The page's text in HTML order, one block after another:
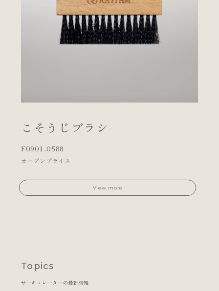
こそうじブラシ
F0901-0588
オープンプライス
View more
Topics
サーキュレーターの最新情報